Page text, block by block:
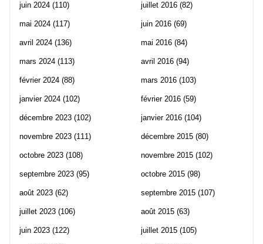
juin 2024 (110)
mai 2024 (117)
avril 2024 (136)
mars 2024 (113)
février 2024 (88)
janvier 2024 (102)
décembre 2023 (102)
novembre 2023 (111)
octobre 2023 (108)
septembre 2023 (95)
août 2023 (62)
juillet 2023 (106)
juin 2023 (122)
juillet 2016 (82)
juin 2016 (69)
mai 2016 (84)
avril 2016 (94)
mars 2016 (103)
février 2016 (59)
janvier 2016 (104)
décembre 2015 (80)
novembre 2015 (102)
octobre 2015 (98)
septembre 2015 (107)
août 2015 (63)
juillet 2015 (105)